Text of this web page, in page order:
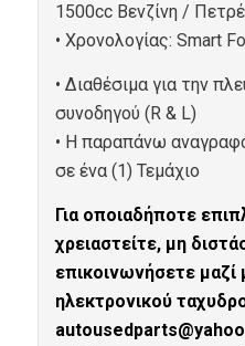
1500cc Βενζίνη /
• Xρονολογίας: Smart
• Διαθέσιμα για την
συνοδηγού (R & L)
• Η παραπάνω
σε ένα (1) Τεμάχιο
Για οποιαδήποτε
χρειαστείτε, μη
επικοινωνήσετε μαζί
ηλεκτρονικού